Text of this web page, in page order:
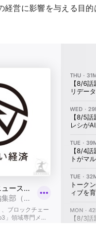
経営に影響を与える目